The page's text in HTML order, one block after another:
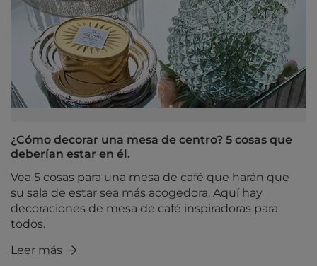
¿Cómo decorar una mesa de centro? 5 cosas que
deberían estar en él.
Vea 5 cosas para una mesa de café que harán que
su sala de estar sea más acogedora. Aquí hay
decoraciones de mesa de café inspiradoras para
todos.
Leer más